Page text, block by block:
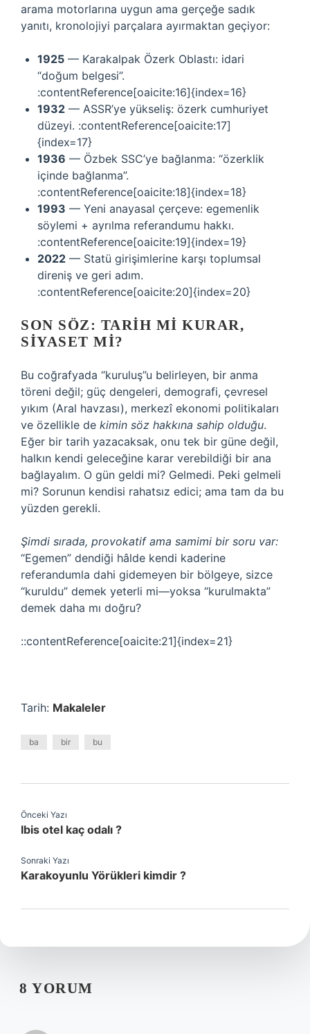
arama motorlarına uygun ama gerçeğe sadık
yanıtı, kronolojiyi parçalara ayırmaktan geçiyor:
1925 — Karakalpak Özerk Oblastı: idari
“doğum belgesi”.
:contentReference[oaicite:16]{index=16}
1932 — ASSR’ye yükseliş: özerk cumhuriyet
düzeyi. :contentReference[oaicite:17]
{index=17}
1936 — Özbek SSC’ye bağlanma: “özerklik
içinde bağlanma”.
:contentReference[oaicite:18]{index=18}
1993 — Yeni anayasal çerçeve: egemenlik
söylemi + ayrılma referandumu hakkı.
:contentReference[oaicite:19]{index=19}
2022 — Statü girişimlerine karşı toplumsal
direniş ve geri adım.
:contentReference[oaicite:20]{index=20}
SON SÖZ: TARIH MI KURAR,
SIYASET MI?
Bu coğrafyada “kuruluş”u belirleyen, bir anma
töreni değil; güç dengeleri, demografi, çevresel
yıkım (Aral havzası), merkezî ekonomi politikaları
ve özellikle de kimin söz hakkına sahip olduğu.
Eğer bir tarih yazacaksak, onu tek bir güne değil,
halkın kendi geleceğine karar verebildiği bir ana
bağlayalım. O gün geldi mi? Gelmedi. Peki gelmeli
mi? Sorunun kendisi rahatsız edici; ama tam da bu
yüzden gerekli.
Şimdi sırada, provokatif ama samimi bir soru var:
“Egemen” dendiği hâlde kendi kaderine
referandumla dahi gidemeyen bir bölgeye, sizce
“kuruldu” demek yeterli mi—yoksa “kurulmakta”
demek daha mı doğru?
::contentReference[oaicite:21]{index=21}
Tarih: Makaleler
ba bir bu
Önceki Yazı
Ibis otel kaç odalı ?
Sonraki Yazı
Karakoyunlu Yörükleri kimdir ?
8 YORUM